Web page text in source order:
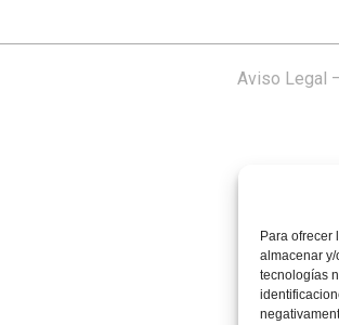
Para ofrecer
almacenar
tecnologías
Aviso Legal